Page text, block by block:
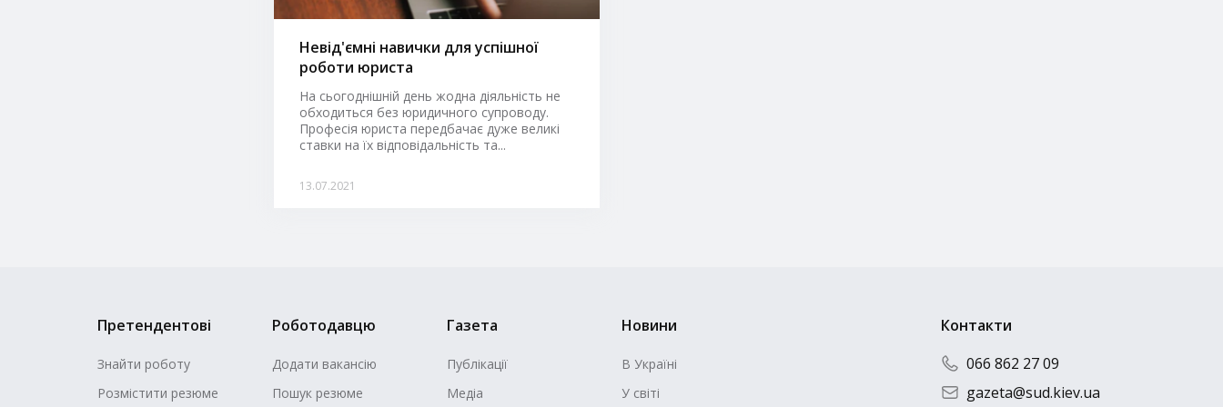
Невід'ємні навички для успішної
роботи юриста
На сьогоднішній день жодна діяльність не
обходиться без юридичного супроводу.
Професія юриста передбачає дуже великі
ставки на їх відповідальність та...
13.07.2021
Претендентові
Знайти роботу
Розмістити резюме
Роботодавцю
Додати вакансію
Пошук резюме
Газета
Публікації
Медіа
Новини
В Україні
У світі
Контакти
066 862 27 09
gazeta@sud.kiev.ua